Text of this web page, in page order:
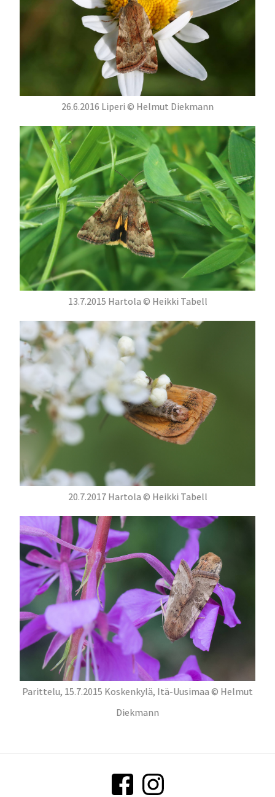
26.6.2016 Liperi © Helmut Diekmann
13.7.2015 Hartola © Heikki Tabell
20.7.2017 Hartola © Heikki Tabell
Parittelu, 15.7.2015 Koskenkylä, Itä-Uusimaa © Helmut
Diekmann